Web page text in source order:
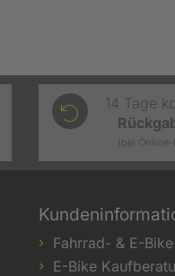
14 Tage
(bei
Fahrrad- & E-
E-Bike